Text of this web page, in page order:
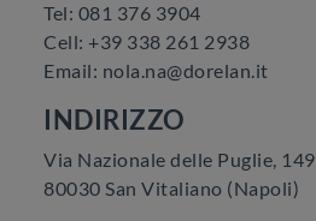
Tel: 081 376 3904
Cell: +39 338 261 2938
Email: nola.na@dorelan.it
INDIRIZZO
Via Nazionale delle Puglie, 149
80030 San Vitaliano (Napoli)